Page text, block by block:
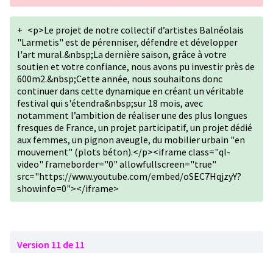
+ <p>Le projet de notre collectif d’artistes Balnéolais
"Larmetis" est de pérenniser, défendre et développer
l'art mural.&nbsp;La dernière saison, grâce à votre
soutien et votre confiance, nous avons pu investir près de
600m2.&nbsp;Cette année, nous souhaitons donc
continuer dans cette dynamique en créant un véritable
festival qui s'étendra&nbsp;sur 18 mois, avec
notamment l’ambition de réaliser une des plus longues
fresques de France, un projet participatif, un projet dédié
aux femmes, un pignon aveugle, du mobilier urbain "en
mouvement" (plots béton).</p><iframe class="ql-
video" frameborder="0" allowfullscreen="true"
src="https://www.youtube.com/embed/oSEC7HqjzyY?
showinfo=0"></iframe>
Version 11 de 11